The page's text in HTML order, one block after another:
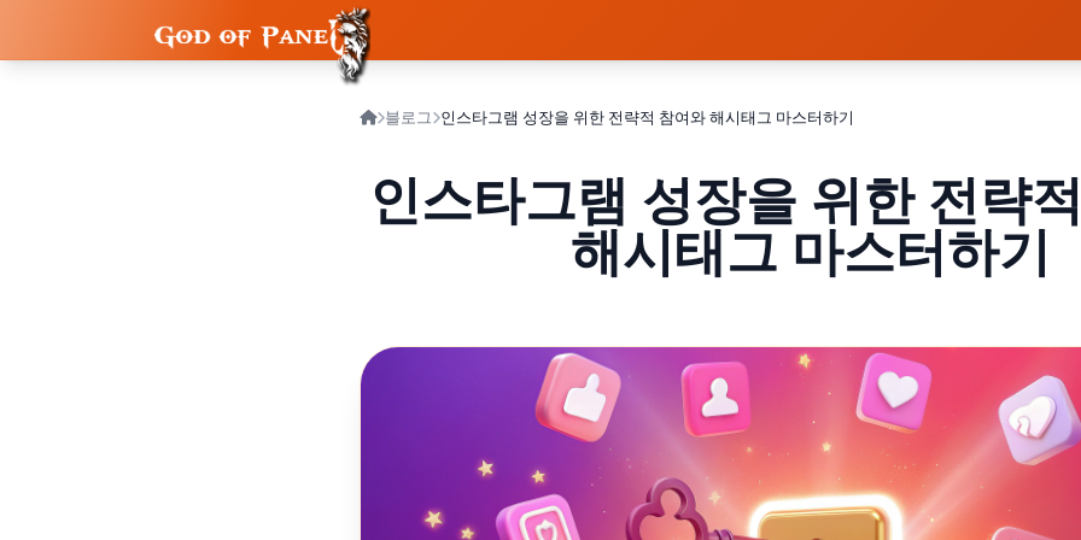
블로그 인스타그램 성장을 위한 전략적 참여와 해시태그 마스터하기
인스타그램 성장을 위한 전략
해시태그 마스터하기